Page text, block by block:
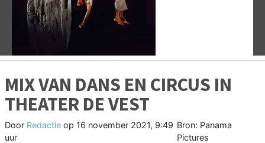
Vorige
MIX VAN DANS EN CIRCUS IN
THEATER DE VEST
Door Redactie op 16 november 2021, 9:49
uur
Bron: Panama
Pictures